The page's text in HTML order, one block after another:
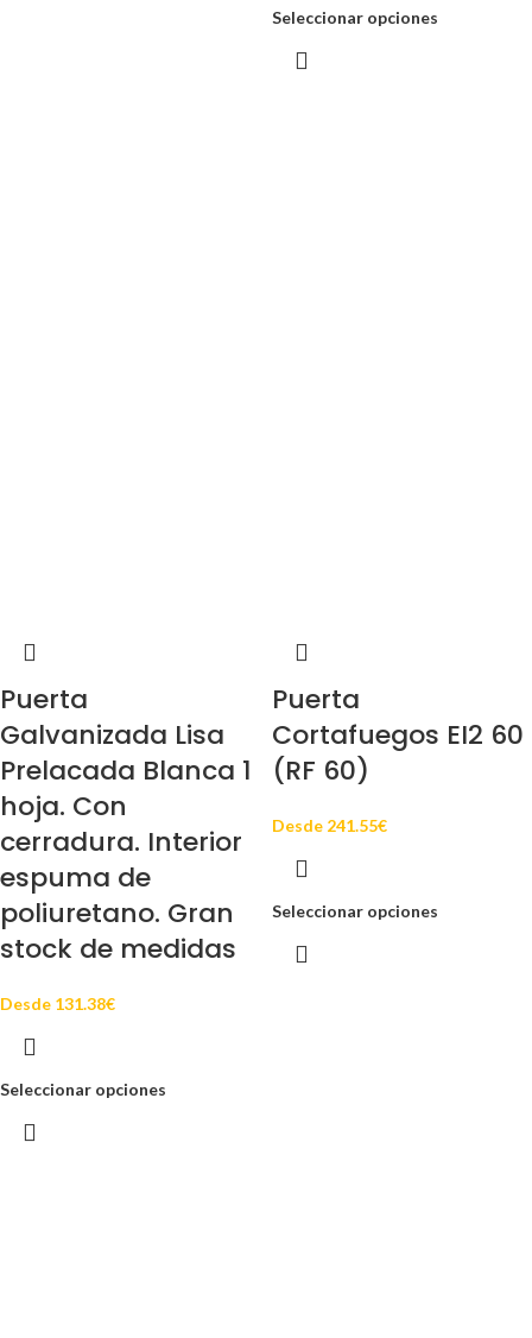
Seleccionar opciones
Puerta
Galvanizada Lisa
Prelacada Blanca 1
hoja. Con
cerradura. Interior
espuma de
poliuretano. Gran
stock de medidas
Desde 131.38€
Seleccionar opciones
Puerta
Cortafuegos EI2 60
(RF 60)
Desde 241.55€
Seleccionar opciones